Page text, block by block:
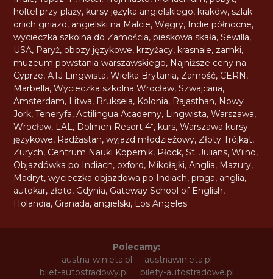
holtel przy plaży, kursy języka angielskiego, kraków,szlak
orlich gniazd, angielski na Malcie,Węgry, Indie północne,
wycieczka szkolna do Zamościa,pieskowa skała,Sewilla,
USA, Paryż, obozy językowe, krzyżacy, krasnale, zamki,
muzeum powstania warszawskiego, Najniższe ceny na
Cyprze,ATJ Lingwista,Wielka Brytania, Zamość, CERN,
Marbella,Wycieczka szkolna Wrocław,Szwajcaria,
Amsterdam, Litwa, Bruksela, Kolonia, Rajasthan, Nowy
Jork,Teneryfa,Actilingua Academy, Lingwista,Warszawa,
Wrocław, LAL, Dolmen Resort 4*, kurs,Warszawa kursy
językowe, Radżastan,wyjazd młodzieżowy, Złoty Trójkąt,
Zurych, Centrum Nauki Kopernik, Płock,St. Julians,Wilno,
Objazdówka po Indiach, oxford, Mikołajki,Anglia, Mazury,
Madryt,wycieczka objazdowa po Indiach,praga, anglia,
autokar, złoto, Gdynia, Gateway School of English,
Holandia, Granada, angielski, Los Angeles
Polecamy:
austria-winieta.pl
austriawinieta.pl
bilet-autostradowy.pl
bilety-autostradowe.pl